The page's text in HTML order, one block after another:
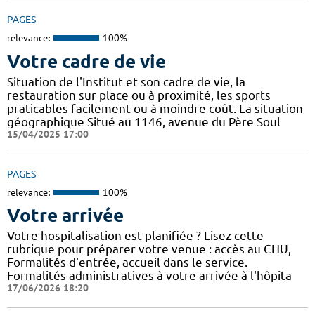
PAGES
relevance: 100%
Votre cadre de vie
Situation de l'Institut et son cadre de vie, la
restauration sur place ou à proximité, les sports
praticables facilement ou à moindre coût. La situation
géographique Situé au 1146, avenue du Père Soul
15/04/2025 17:00
PAGES
relevance: 100%
Votre arrivée
Votre hospitalisation est planifiée ? Lisez cette
rubrique pour préparer votre venue : accès au CHU,
Formalités d'entrée, accueil dans le service.
Formalités administratives à votre arrivée à l'hôpita
17/06/2026 18:20